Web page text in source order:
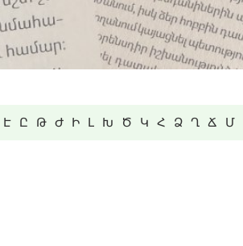
Է Ը Թ Ժ Ի Լ Խ Ծ Կ Հ Ձ Ղ Ճ Մ